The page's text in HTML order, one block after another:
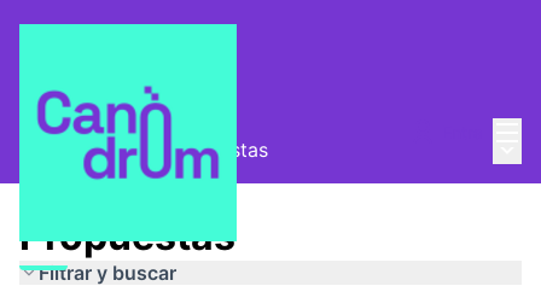
Pla Estratègic Propuestas
Propuestas
Filtrar y buscar